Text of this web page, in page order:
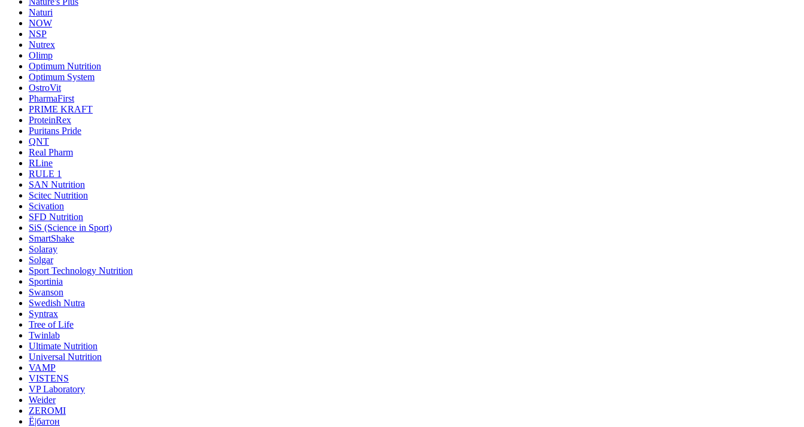
Naturi
NOW
NSP
Nutrex
Olimp
Optimum Nutrition
Optimum System
OstroVit
PharmaFirst
PRIME KRAFT
ProteinRex
Puritans Pride
QNT
Real Pharm
RLine
RULE 1
SAN Nutrition
Scitec Nutrition
Scivation
SFD Nutrition
SiS (Science in Sport)
SmartShake
Solaray
Solgar
Sport Technology Nutrition
Sportinia
Swanson
Swedish Nutra
Syntrax
Tree of Life
Twinlab
Ultimate Nutrition
Universal Nutrition
VAMP
VISTENS
VP Laboratory
Weider
ZEROMI
Ё|батон